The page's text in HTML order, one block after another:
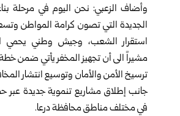
وأضاف الزعبي: نحن اليوم في مرحلة
الجديدة التي تصون كرامة المواطن
استقرار الشعب، وجيش وطني يحمي
مشيراً الى أن تجهيز المخفر يأتي ضمن
ترسيخ الأمن والأمان وتوسيع انتشار
جانب إطلاق مشاريع تنموية جديدة عبر
في مختلف مناطق محافظة درعا.